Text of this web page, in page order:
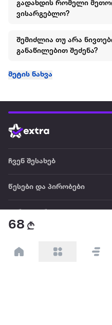
68
გადახდის რომელი
ვისარგებლო?
შემიძლია თუ არა
განაწილებით შეძენა?
მეტის ნახვა
ჩვენ შესახებ
წესები და პირობები